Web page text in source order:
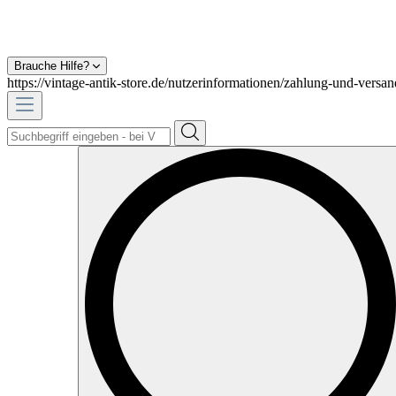
Brauche Hilfe?
https://vintage-antik-store.de/nutzerinformationen/zahlung-und-